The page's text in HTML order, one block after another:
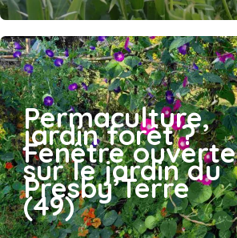
Permaculture,
jardin forêt ?
Fenêtre ouverte
sur le jardin du
Presby’Terre
(49)